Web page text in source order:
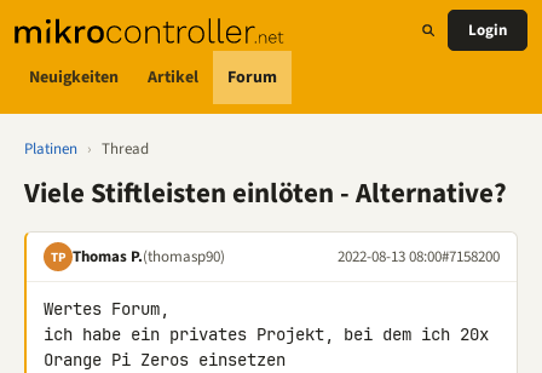
Neuigkeiten Artikel Forum
Login
Platinen › Thread
Viele Stiftleisten einlöten - Alternative?
TP Thomas P.(thomasp90) 2022-08-13 08:00#7158200
Wertes Forum,
ich habe ein privates Projekt, bei dem ich 20x
Orange Pi Zeros einsetzen